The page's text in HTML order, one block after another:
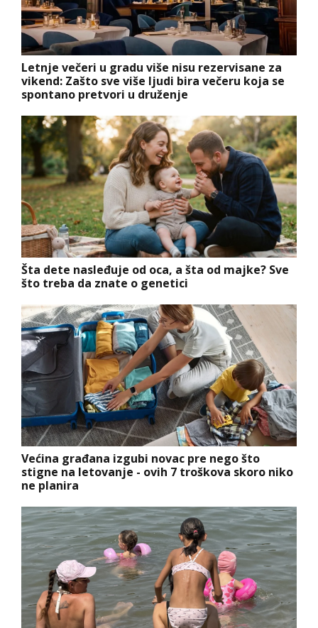
Letnje večeri u gradu više nisu rezervisane za
vikend: Zašto sve više ljudi bira večeru koja se
spontano pretvori u druženje
Šta dete nasleđuje od oca, a šta od majke? Sve
što treba da znate o genetici
Većina građana izgubi novac pre nego što
stigne na letovanje - ovih 7 troškova skoro niko
ne planira